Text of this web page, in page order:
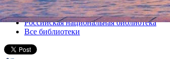
Все лекции
Российская национальная библиотека
Все библиотеки